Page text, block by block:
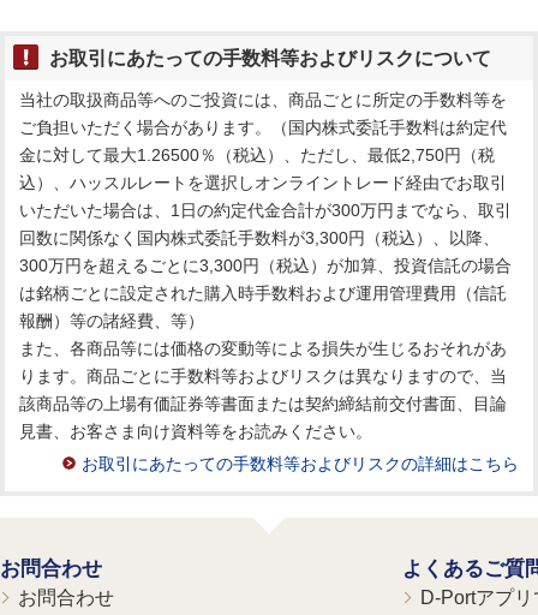
お取引にあたっての手数料等およびリスクについて
当社の取扱商品等へのご投資には、商品ごとに所定の手数料等を
ご負担いただく場合があります。（国内株式委託手数料は約定代
金に対して最大1.26500％（税込）、ただし、最低2,750円（税
込）、ハッスルレートを選択しオンライントレード経由でお取引
いただいた場合は、1日の約定代金合計が300万円までなら、取引
回数に関係なく国内株式委託手数料が3,300円（税込）、以降、
300万円を超えるごとに3,300円（税込）が加算、投資信託の場合
は銘柄ごとに設定された購入時手数料および運用管理費用（信託
報酬）等の諸経費、等）
また、各商品等には価格の変動等による損失が生じるおそれがあ
ります。商品ごとに手数料等およびリスクは異なりますので、当
該商品等の上場有価証券等書面または契約締結前交付書面、目論
見書、お客さま向け資料等をお読みください。
お取引にあたっての手数料等およびリスクの詳細はこちら
お問合わせ
お問合わせ
よくあるご質
D-Portアプ